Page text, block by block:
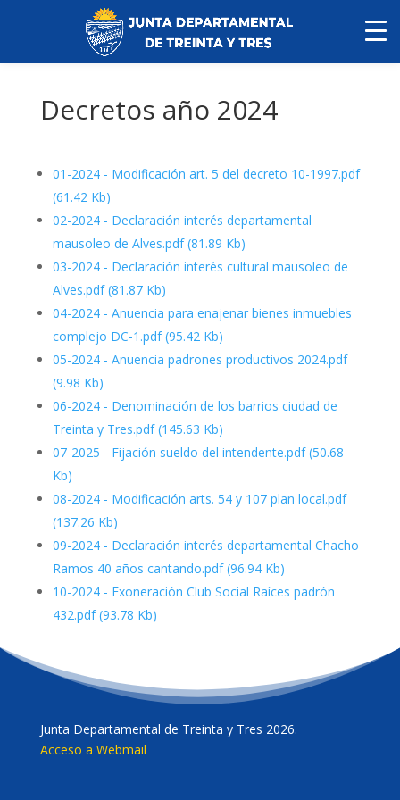
Decretos año 2024
01-2024 - Modificación art. 5 del decreto 10-1997.pdf
(61.42 Kb)
02-2024 - Declaración interés departamental
mausoleo de Alves.pdf(81.89 Kb)
03-2024 - Declaración interés cultural mausoleo de
Alves.pdf(81.87 Kb)
04-2024 - Anuencia para enajenar bienes inmuebles
complejo DC-1.pdf(95.42 Kb)
05-2024 - Anuencia padrones productivos 2024.pdf
(9.98 Kb)
06-2024 - Denominación de los barrios ciudad de
Treinta y Tres.pdf(145.63 Kb)
07-2025 - Fijación sueldo del intendente.pdf(50.68
Kb)
08-2024 - Modificación arts. 54 y 107 plan local.pdf
(137.26 Kb)
09-2024 - Declaración interés departamental Chacho
Ramos 40 años cantando.pdf(96.94 Kb)
10-2024 - Exoneración Club Social Raíces padrón
432.pdf(93.78 Kb)
Junta Departamental de Treinta y Tres 2026.
Acceso a Webmail